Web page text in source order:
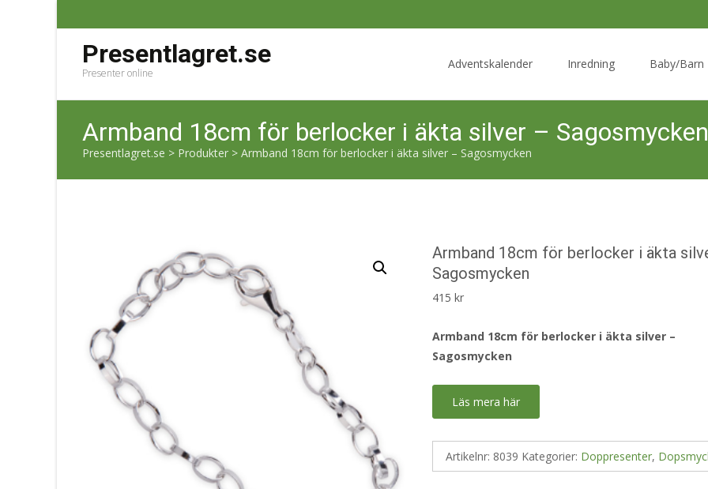
Presentlagret.se
Presenter online
Adventskalender Inredning Baby/Barn
Armband 18cm för berlocker i äkta silver – Sagosmycken
Presentlagret.se > Produkter > Armband 18cm för berlocker i äkta silver – Sagosmycken
Armband 18cm för berlocker i äkta
Sagosmycken
415kr
Armband 18cm för berlocker i äkta silver –
Sagosmycken
Läs mera här
Artikelnr: 8039 Kategorier: Doppresenter,